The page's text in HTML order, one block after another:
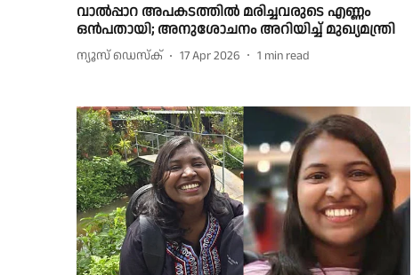
വാൽപ്പാറ അപകടത്തിൽ മരിച്ചവരുടെ എണ്ണം
ഒൻപതായി; അനുശോചനം അറിയിച്ച് മുഖ്യമന്ത്രി
ന്യൂസ് ഡെസ്ക് 17 Apr 2026 1 min read